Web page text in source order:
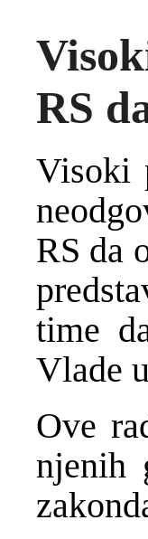
RS
Visoki
RS da
time
Vlade
Ove
njenih